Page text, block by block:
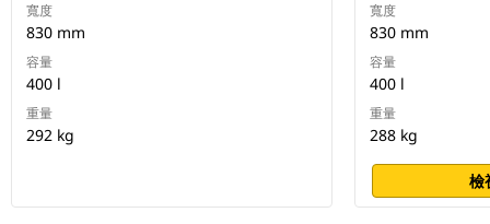
寬度
830 mm
容量
400 l
重量
292 kg
寬度
830 mm
容量
400 l
重量
288 kg
檢